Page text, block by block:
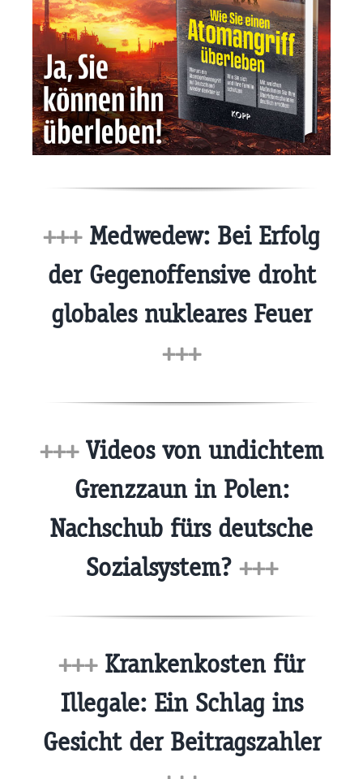
+++Medwedew: Bei Erfolg
der Gegenoffensive droht
globales nukleares Feuer
+++
+++Videos von undichtem
Grenzzaun in Polen:
Nachschub fürs deutsche
Sozialsystem? +++
+++Krankenkosten für
Illegale: Ein Schlag ins
Gesicht der Beitragszahler